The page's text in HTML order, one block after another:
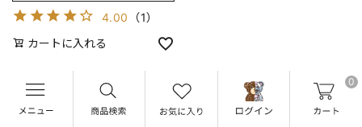
0
4.00 （1）
カートに入れる